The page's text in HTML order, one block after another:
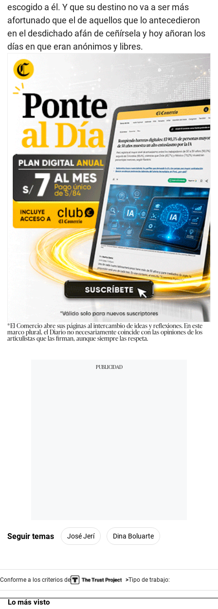
escogido a él. Y que su destino no va a ser más
afortunado que el de aquellos que lo antecedieron
en el desdichado afán de ceñírsela y hoy añoran los
días en que eran anónimos y libres.
*El Comercio abre sus páginas al intercambio de ideas y reflexiones. En este
marco plural, el Diario no necesariamente coincide con las opiniones de los
articulistas que las firman, aunque siempre las respeta.
Seguir temas José Jerí Dina Boluarte
Conforme a los criterios de Tipo de trabajo:
Lo más visto